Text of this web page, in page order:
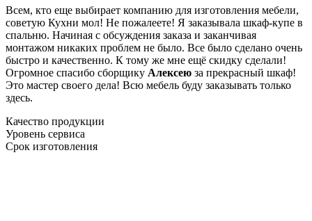
Всем, кто еще выбирает компанию для изготовления мебели,
советую Кухни мол! Не пожалеете! Я заказывала шкаф-купе в
спальню. Начиная с обсуждения заказа и заканчивая
монтажом никаких проблем не было. Все было сделано очень
быстро и качественно. К тому же мне ещё скидку сделали!
Огромное спасибо сборщику Алексею за прекрасный шкаф!
Это мастер своего дела! Всю мебель буду заказывать только
здесь.
Качество продукции
Уровень сервиса
Срок изготовления